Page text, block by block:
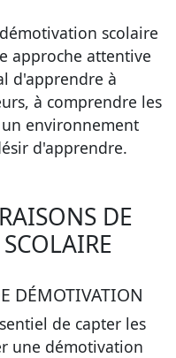
scolaire
approche attentive
d'apprendre à
à comprendre les
environnement
d'apprendre.
DE
DÉMOTIVATION
de capter les
une démotivation